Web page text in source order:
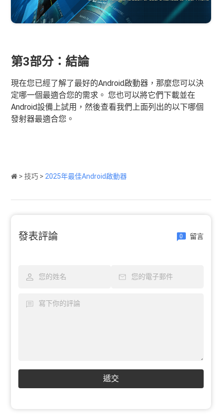
第3部分：結論
現在您已經了解了最好的Android啟動器，那麼您可以決
定哪一個最適合您的需求。 您也可以將它們下載並在
Android設備上試用，然後查看我們上面列出的以下哪個
發射器最適合您。
>技巧 > 2025年最佳Android啟動器
發表評論 0 留言
遞交